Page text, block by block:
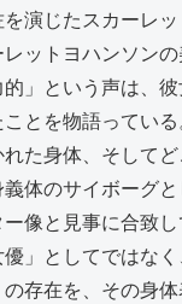
演じたスカーレ
ットヨハンソン
的」という声は、
とを物語ってい
た身体、そして
体のサイボーグ
像と見事に合致
」としてではな
存在を、その身